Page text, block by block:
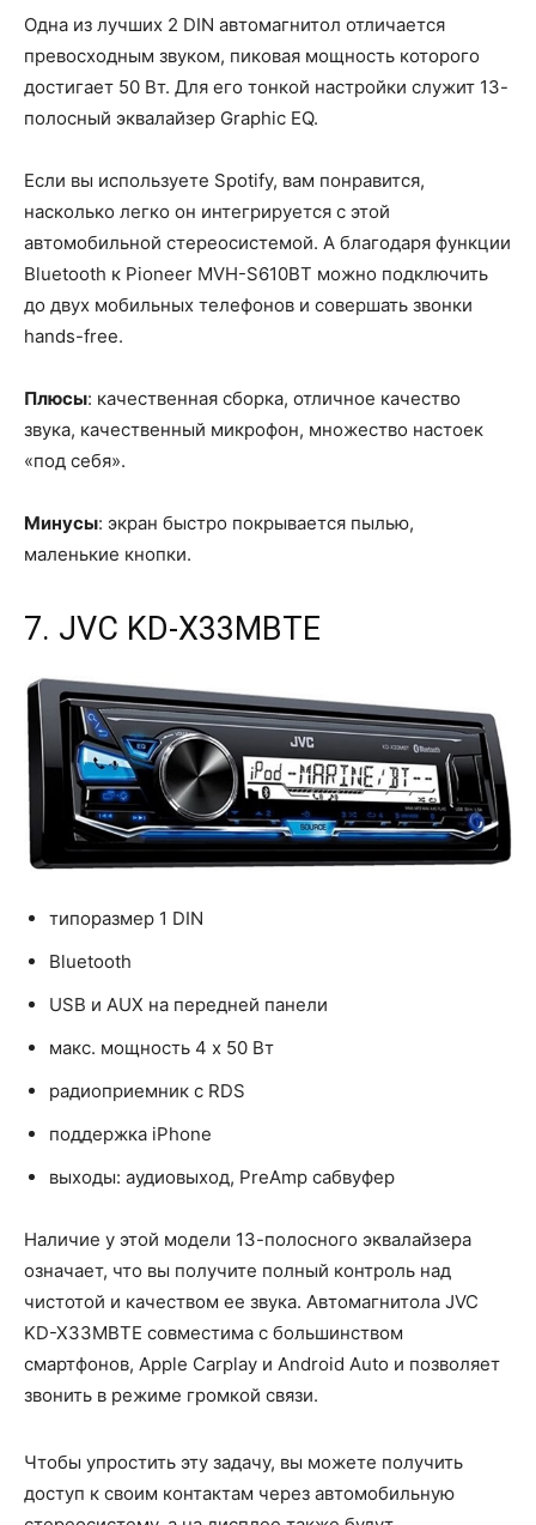
Одна из лучших 2 DIN автомагнитол отличается
превосходным звуком, пиковая мощность которого
достигает 50 Вт. Для его тонкой настройки служит 13-
полосный эквалайзер Graphic EQ.
Если вы используете Spotify, вам понравится,
насколько легко он интегрируется с этой
автомобильной стереосистемой. А благодаря функции
Bluetooth к Pioneer MVH-S610BT можно подключить
до двух мобильных телефонов и совершать звонки
hands-free.
Плюсы: качественная сборка, отличное качество
звука, качественный микрофон, множество настоек
«под себя».
Минусы: экран быстро покрывается пылью,
маленькие кнопки.
7. JVC KD-X33MBTE
типоразмер 1 DIN
Bluetooth
USB и AUX на передней панели
макс. мощность 4 x 50 Вт
радиоприемник с RDS
поддержка iPhone
выходы: аудиовыход, PreAmp сабвуфер
Наличие у этой модели 13-полосного эквалайзера
означает, что вы получите полный контроль над
чистотой и качеством ее звука. Автомагнитола JVC
KD-X33MBTE совместима с большинством
смартфонов, Apple Carplay и Android Auto и позволяет
звонить в режиме громкой связи.
Чтобы упростить эту задачу, вы можете получить
доступ к своим контактам через автомобильную